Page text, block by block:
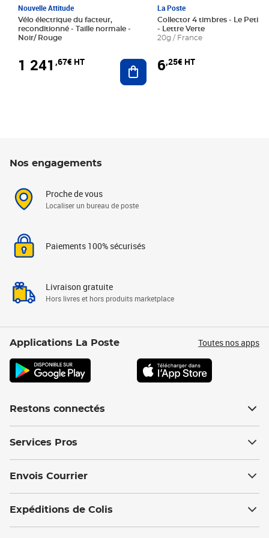
Nouvelle Attitude
Vélo électrique du facteur,
reconditionné - Taille normale -
Noir/ Rouge
1 241 ,67€ HT Ajouter au panier
La Poste
Collector 4 timbres - Le Petit
- Lettre Verte
20g / France
6,25€ HT
Nos engagements
Proche de vous
Localiser un bureau de poste
Paiements 100% sécurisés
Livraison gratuite
Hors livres et hors produits marketplace
Applications La Poste Toutes nos apps
Restons connectés
Services Pros
Envois Courrier
Expéditions de Colis